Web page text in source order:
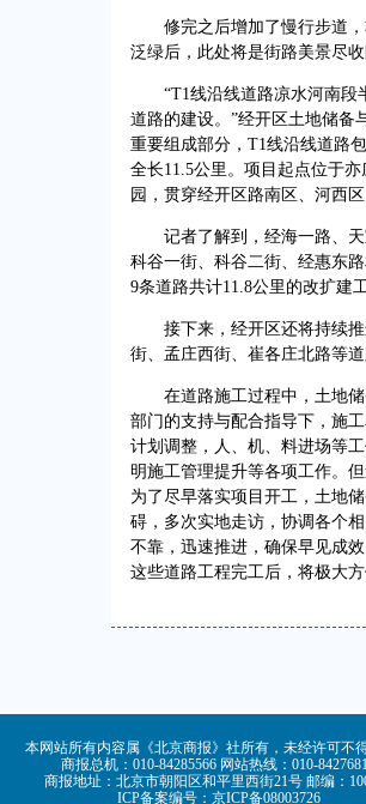
修完之后增加了慢行步道，
泛绿后，此处将是街路美景尽
“T1线沿线道路凉水河南段
道路的建设。”经开区土地储备
重要组成部分，T1线沿线道路
全长11.5公里。项目起点位于
园，贯穿经开区路南区、河西
记者了解到，经海一路、天
科谷一街、科谷二街、经惠东
9条道路共计11.8公里的改扩建工
接下来，经开区还将持续推
街、孟庄西街、崔各庄北路等
在道路施工过程中，土地储
部门的支持与配合指导下，施
计划调整，人、机、料进场等
明施工管理提升等各项工作。
为了尽早落实项目开工，土地
碍，多次实地走访，协调各个
不靠，迅速推进，确保早见成
这些道路工程完工后，将极大
本网站所有内容属《北京商报》社所有，未经许可不得
商报总机：010-84285566 网站热线：010-
商报地址：北京市朝阳区和平里西街21号 邮编：
ICP备案编号：京ICP备08003726